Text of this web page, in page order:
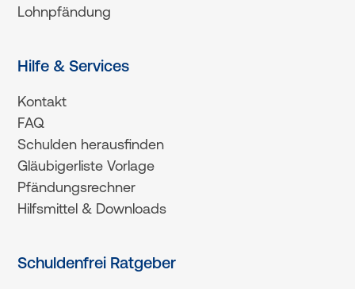
Lohnpfändung
Hilfe & Services
Kontakt
FAQ
Schulden herausfinden
Gläubigerliste Vorlage
Pfändungsrechner
Hilfsmittel & Downloads
Schuldenfrei Ratgeber